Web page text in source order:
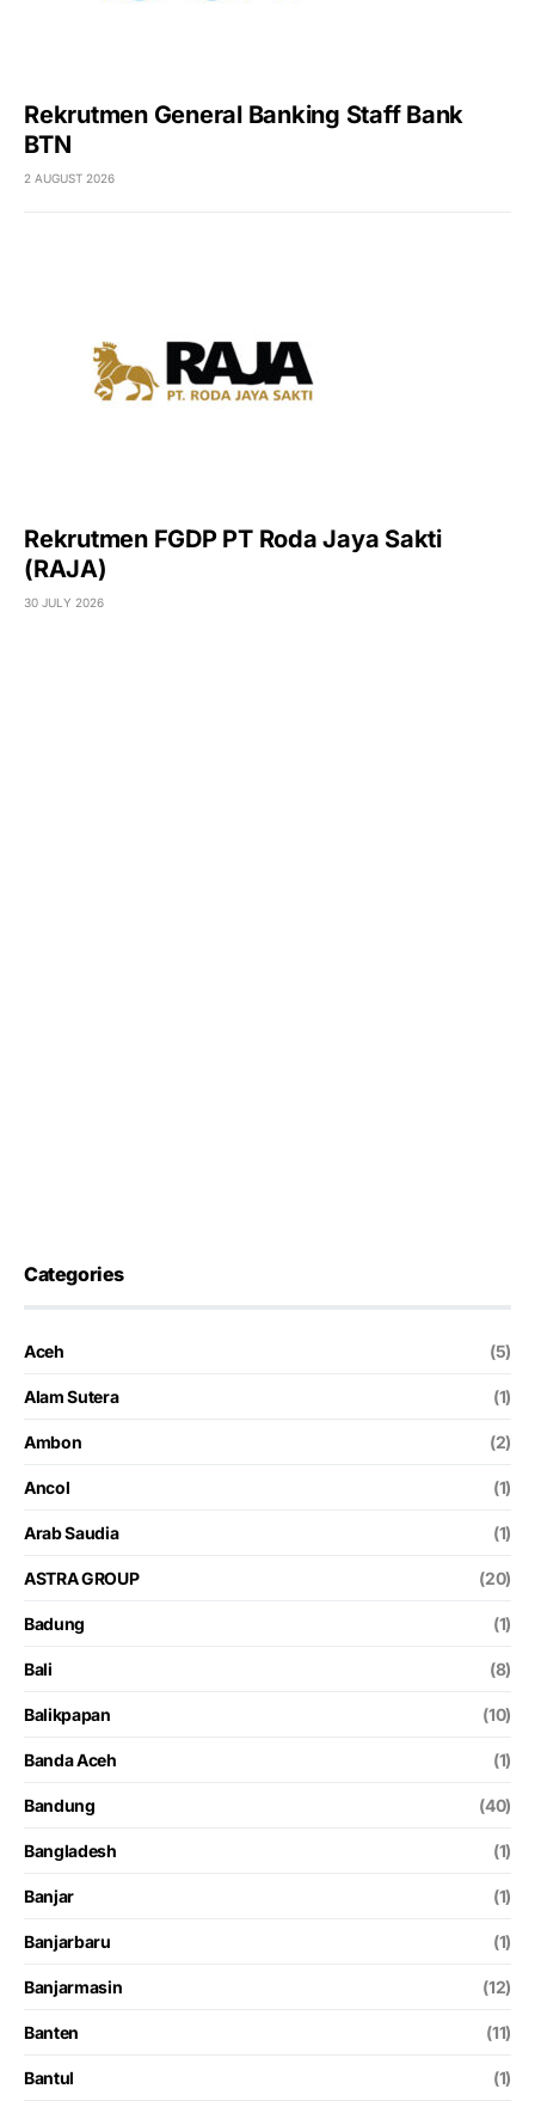
Rekrutmen General Banking Staff Bank
BTN
2 AUGUST 2026
Rekrutmen FGDP PT Roda Jaya Sakti
(RAJA)
30 JULY 2026
Categories
Aceh (5)
Alam Sutera (1)
Ambon (2)
Ancol (1)
Arab Saudia (1)
ASTRA GROUP (20)
Badung (1)
Bali (8)
Balikpapan (10)
Banda Aceh (1)
Bandung (40)
Bangladesh (1)
Banjar (1)
Banjarbaru (1)
Banjarmasin (12)
Banten (11)
Bantul (1)